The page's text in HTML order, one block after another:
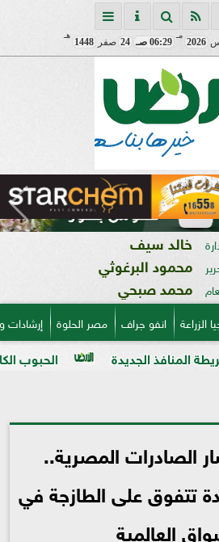
2026
مـ
06:29 صـ 24 صفر1448
هـ
خالد سيف
محمود البرغوثي
محمد صبحي
الزراعة انفو جراف مصر الحلوة
الحبوب الكاملة
الصادرات المصرية..
تتفوق على الطازجة في
العالمية